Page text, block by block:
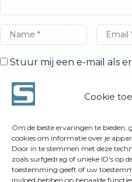
Cookie
Om de beste ervaringen te bieden,
cookies om informatie over je
Door in te stemmen met deze
zoals surfgedrag of unieke ID's op
toestemming geeft of uw
invloed hebben op bepaalde
Name
*
Email
*
Stuur mij een e-mail als
Stuur mij een e-mail als